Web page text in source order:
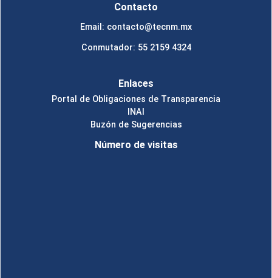
Contacto
Email: contacto@tecnm.mx
Conmutador: 55 2159 4324
Enlaces
Portal de Obligaciones de Transparencia
INAI
Buzón de Sugerencias
Número de visitas